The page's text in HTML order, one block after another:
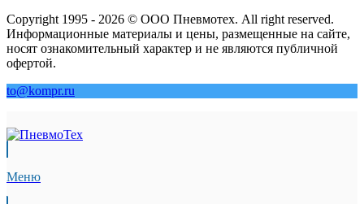
Copyright 1995 - 2026 © ООО Пневмотех. All right reserved.
Информационные материалы и цены, размещенные на сайте,
носят ознакомительный характер и не являются публичной
офертой.
to@kompr.ru
Меню